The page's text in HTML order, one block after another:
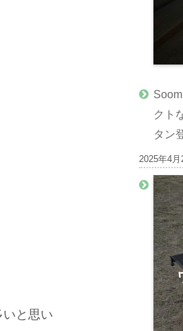
と思い
クト
タン
2025年4月